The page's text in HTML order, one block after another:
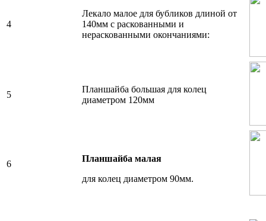
4
Лекало малое для бубликов длиной от
140мм с раскованными и
нераскованными окончаниями:
5
Планшайба большая для колец
диаметром 120мм
6
Планшайба малая
для колец диаметром 90мм.